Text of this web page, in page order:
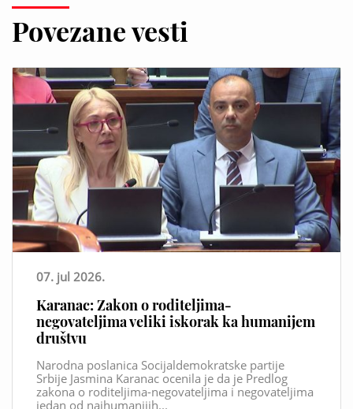
Povezane vesti
07. jul 2026.
Karanac: Zakon o roditeljima-
negovateljima veliki iskorak ka humanijem
društvu
Narodna poslanica Socijaldemokratske partije
Srbije Jasmina Karanac ocenila je da je Predlog
zakona o roditeljima-negovateljima i negovateljima
jedan od najhumanijih...